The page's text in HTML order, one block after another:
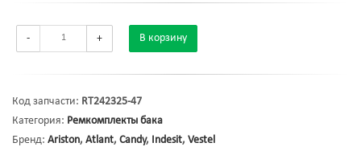
- + В корзину
Код запчасти: RT242325-47
Категория: Ремкомплекты бака
Бренд: Ariston, Atlant, Candy, Indesit, Vestel